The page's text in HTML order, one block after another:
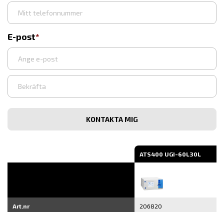
E-post
Ange
e-
Bekräfta
post
ATS400 UGI-60L30L
Art.nr 206820